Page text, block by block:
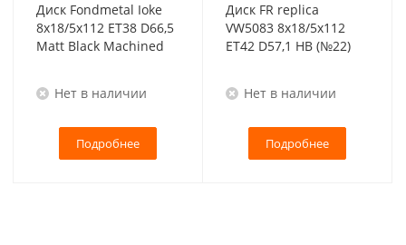
Диск Fondmetal Ioke
8x18/5x112 ET38 D66,5
Matt Black Machined
Нет в наличии
Подробнее
Диск FR replica
VW5083 8x18/5x112
ET42 D57,1 HB (№22)
Нет в наличии
Подробнее